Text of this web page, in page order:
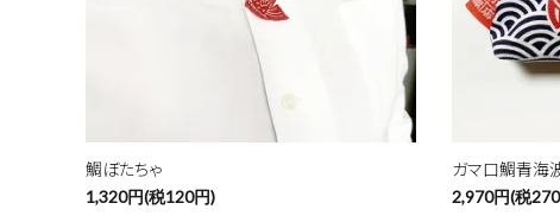
鯛ぼたちゃ
1,320円(税120円)
ガマ口鯛青海
2,970円(税